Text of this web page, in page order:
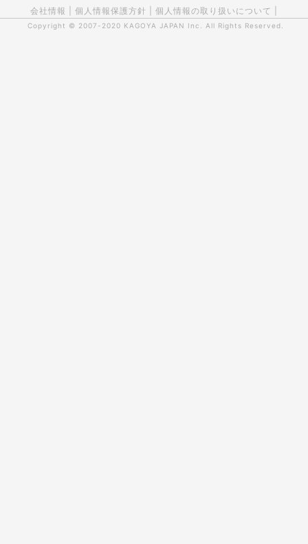
会社情報 個人情報保護方針 個人情報の取り扱いについて
Copyright © 2007-2020 KAGOYA JAPAN Inc. All Rights Reserved.